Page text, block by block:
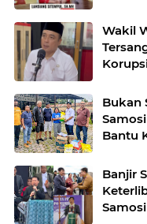
Wakil
Bukan
Bantu
Banjir